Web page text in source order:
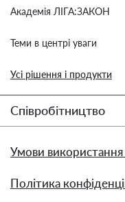
Академія ЛІГА:ЗАКОН
Теми в центрі уваги
Усі рішення і продукти
Співробітництво
Умови використання
Політика